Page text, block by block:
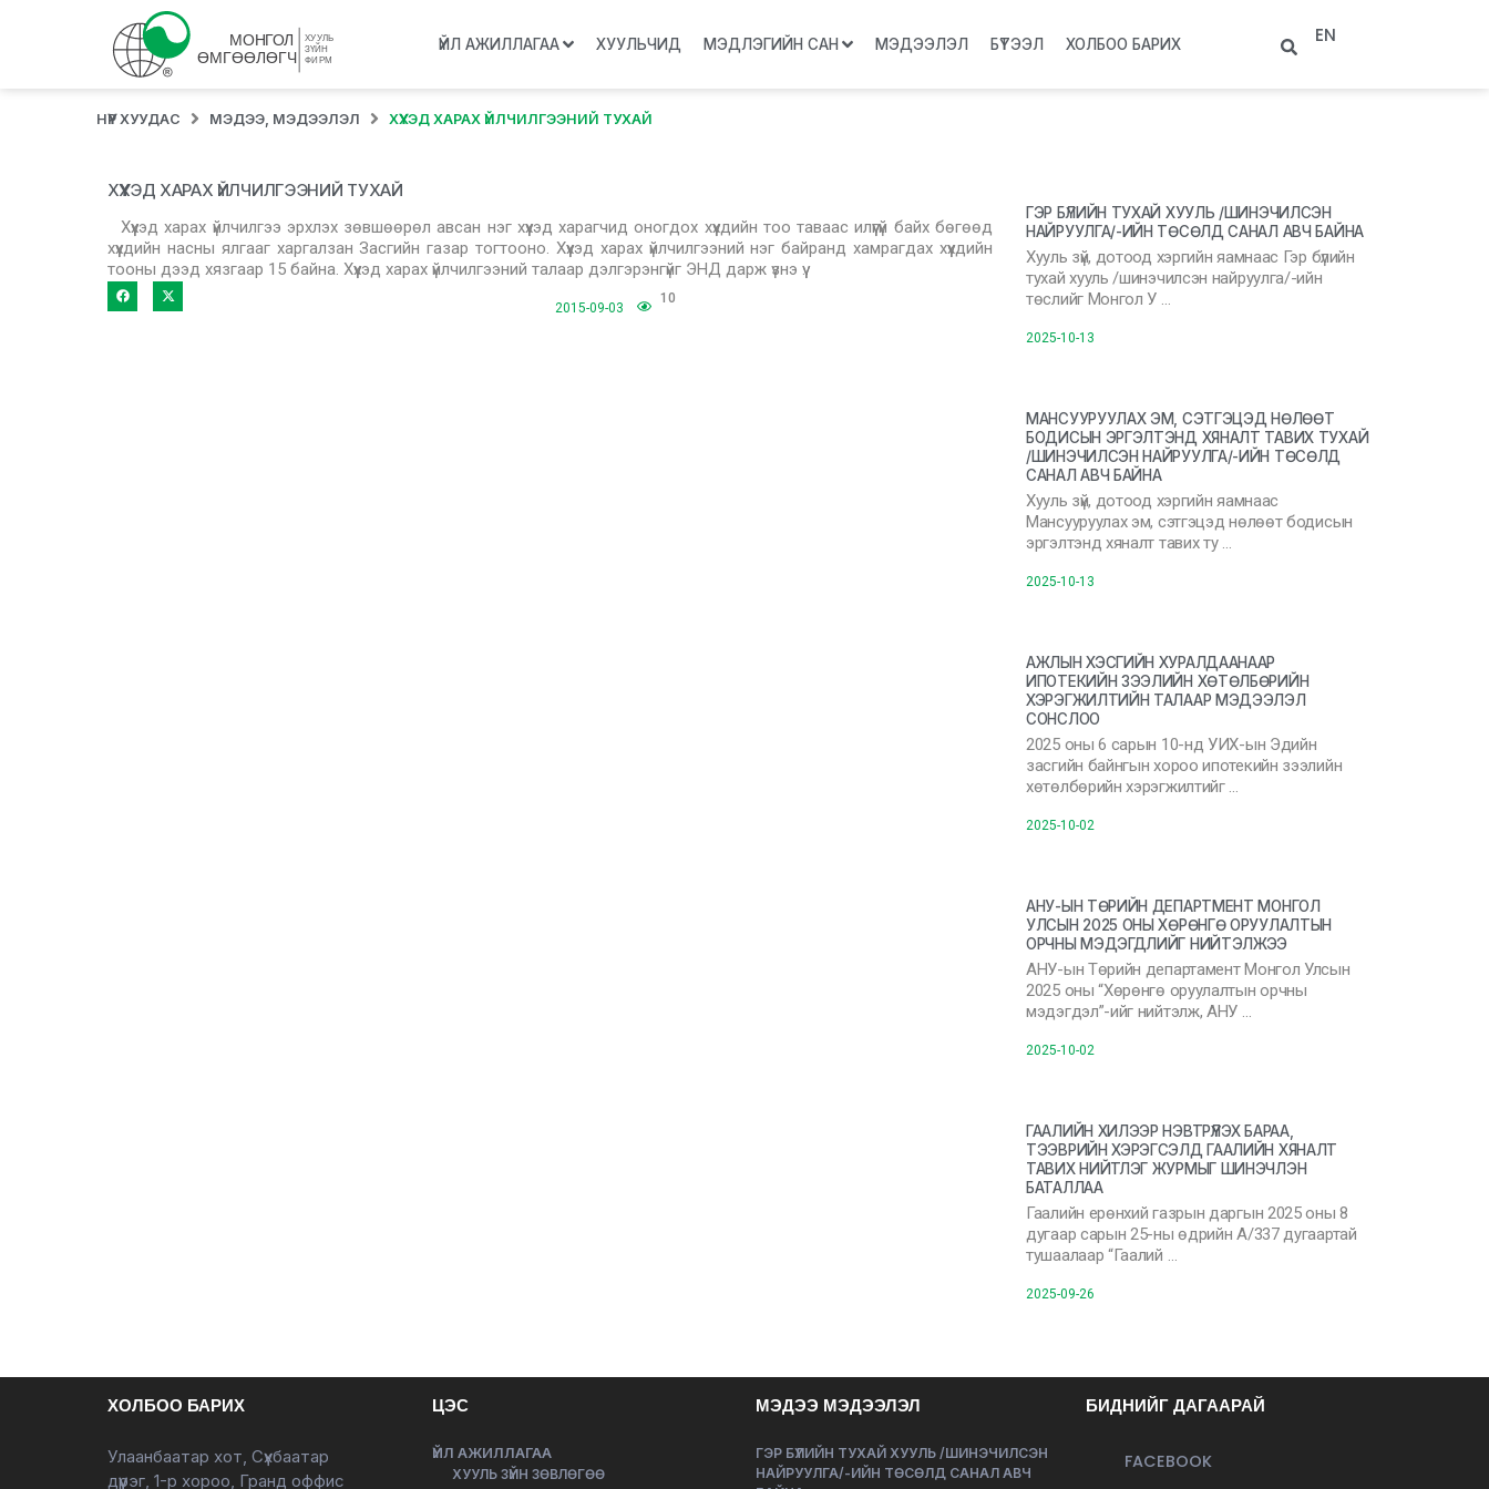
ҮЙЛ АЖИЛЛАГАА ХУУЛЬЧИД МЭДЛЭГИЙН САН МЭДЭЭЛЭЛ БҮТЭЭЛ ХОЛБОО БАРИХ EN
НҮҮР ХУУДАС МЭДЭЭ, МЭДЭЭЛЭЛ ХҮҮХЭД ХАРАХ ҮЙЛЧИЛГЭЭНИЙ ТУХАЙ
ХҮҮХЭД ХАРАХ ҮЙЛЧИЛГЭЭНИЙ ТУХАЙ
Хүүхэд харах үйлчилгээ эрхлэх зөвшөөрөл авсан нэг хүүхэд харагчид оногдох хүүхдийн тоо таваас илүүгүй байх бөгөөд
хүүхдийн насны ялгааг харгалзан Засгийн газар тогтооно. Хүүхэд харах үйлчилгээний нэг байранд хамрагдах хүүхдийн
тооны дээд хязгаар 15 байна. Хүүхэд харах үйлчилгээний талаар дэлгэрэнгүйг ЭНД дарж үзнэ үү.
2015-09-03
10
ГЭР БҮЛИЙН ТУХАЙ ХУУЛЬ /ШИНЭЧИЛСЭН
НАЙРУУЛГА/-ИЙН ТӨСӨЛД САНАЛ АВЧ БАЙНА
Хууль зүй, дотоод хэргийн яамнаас Гэр бүлийн
тухай хууль /шинэчилсэн найруулга/-ийн
төслийг Монгол У …
2025-10-13
МАНСУУРУУЛАХ ЭМ, СЭТГЭЦЭД НӨЛӨӨТ
БОДИСЫН ЭРГЭЛТЭНД ХЯНАЛТ ТАВИХ ТУХАЙ
/ШИНЭЧИЛСЭН НАЙРУУЛГА/-ИЙН ТӨСӨЛД
САНАЛ АВЧ БАЙНА
Хууль зүй, дотоод хэргийн яамнаас
Мансууруулах эм, сэтгэцэд нөлөөт бодисын
эргэлтэнд хяналт тавих ту …
2025-10-13
АЖЛЫН ХЭСГИЙН ХУРАЛДААНААР
ИПОТЕКИЙН ЗЭЭЛИЙН ХӨТӨЛБӨРИЙН
ХЭРЭГЖИЛТИЙН ТАЛААР МЭДЭЭЛЭЛ
СОНСЛОО
2025 оны 6 сарын 10-нд УИХ-ын Эдийн
засгийн байнгын хороо ипотекийн зээлийн
хөтөлбөрийн хэрэгжилтийг …
2025-10-02
АНУ-ЫН ТӨРИЙН ДЕПАРТМЕНТ МОНГОЛ
УЛСЫН 2025 ОНЫ ХӨРӨНГӨ ОРУУЛАЛТЫН
ОРЧНЫ МЭДЭГДЛИЙГ НИЙТЭЛЖЭЭ
АНУ-ын Төрийн департамент Монгол Улсын
2025 оны “Хөрөнгө оруулалтын орчны
мэдэгдэл”-ийг нийтэлж, АНУ …
2025-10-02
ГААЛИЙН ХИЛЭЭР НЭВТРҮҮЛЭХ БАРАА,
ТЭЭВРИЙН ХЭРЭГСЭЛД ГААЛИЙН ХЯНАЛТ
ТАВИХ НИЙТЛЭГ ЖУРМЫГ ШИНЭЧЛЭН
БАТАЛЛАА
Гаалийн ерөнхий газрын даргын 2025 оны 8
дугаар сарын 25-ны өдрийн А/337 дугаартай
тушаалаар “Гаалий …
2025-09-26
ХОЛБОО БАРИХ
Улаанбаатар хот, Сүхбаатар
дүүрэг, 1-р хороо, Гранд оффис
ЦЭС
ҮЙЛ АЖИЛЛАГАА
ХУУЛЬ ЗҮЙН ЗӨВЛӨГӨӨ
МЭДЭЭ МЭДЭЭЛЭЛ
ГЭР БҮЛИЙН ТУХАЙ ХУУЛЬ /ШИНЭЧИЛСЭН
НАЙРУУЛГА/-ИЙН ТӨСӨЛД САНАЛ АВЧ
БИДНИЙГ ДАГААРАЙ
FACEBOOK